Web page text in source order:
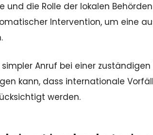
und die Rolle der lokalen
Intervention, um eine
Anruf bei einer
kann, dass internationale
werden.